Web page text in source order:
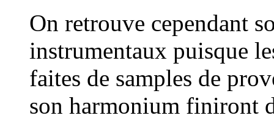
On retrouve cependant
instrumentaux puisque
faites de samples de
son harmonium finiront